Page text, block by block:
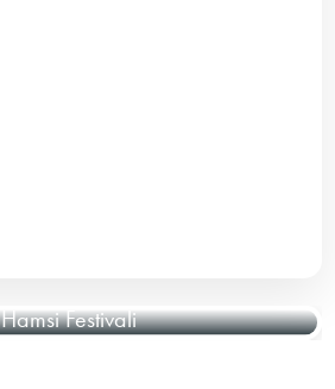
Hamsi Festivali